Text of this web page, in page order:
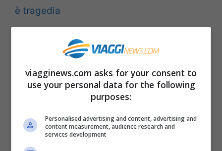
è tragedia
Uomo picchia il cane, Striscia la
Notizia interviene
E per il suo becero ed ingiustificabile
comportamento continua ancora oggi, a
distanza di tempo, a ricevere delle
minacce di morte. Proprio il protagonista
viagginews.com asks for your consent to
use your personal data for the following
purposes:
Personalised advertising and content, advertising and
content measurement, audience research and
services development